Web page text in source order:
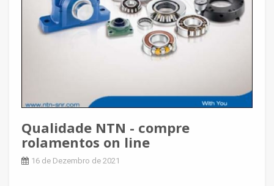
Qualidade NTN - compre
rolamentos on line
16 de Dezembro de 2021